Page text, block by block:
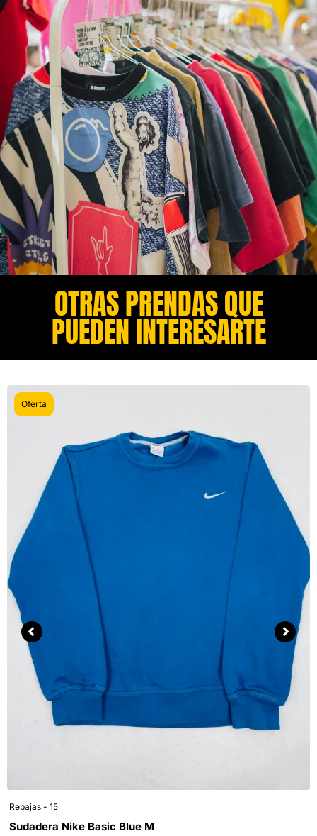
OTRAS PRENDAS QUE
PUEDEN INTERESARTE​
Oferta
Rebajas - 15
Sudadera Nike Basic Blue M